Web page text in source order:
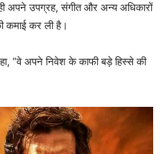
अपने उपग्रह, संगीत और अन्य अधिकारों
कमाई कर ली है।
“वे अपने निवेश के काफी बड़े हिस्से की